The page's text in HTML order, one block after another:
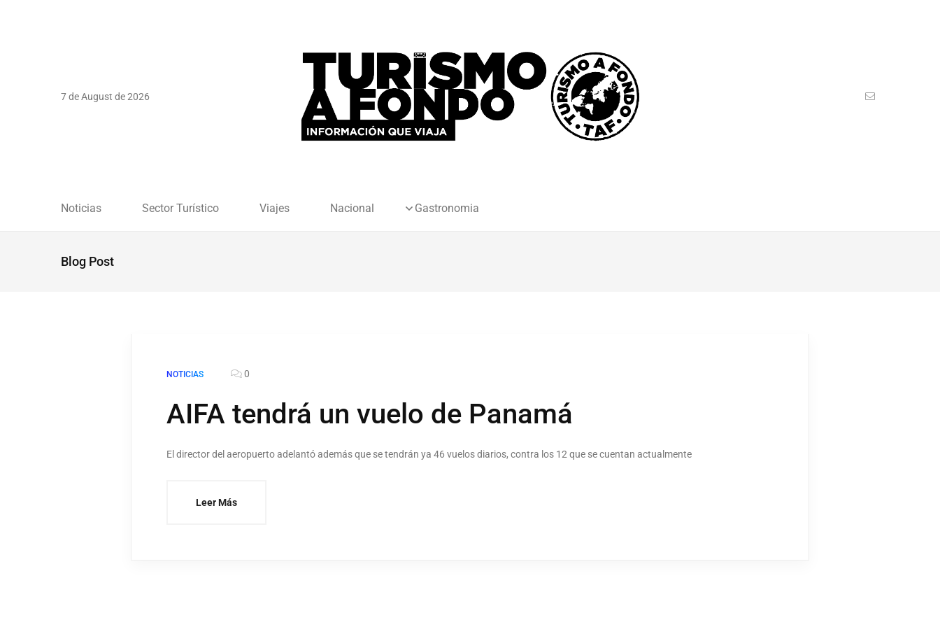
7 de August de 2026
Noticias Sector Turístico Viajes Nacional Gastronomia
Blog Post
NOTICIAS 0
AIFA tendrá un vuelo de Panamá
El director del aeropuerto adelantó además que se tendrán ya 46 vuelos diarios, contra los 12 que se cuentan actualmente
Leer Más